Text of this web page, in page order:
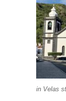
in Velas